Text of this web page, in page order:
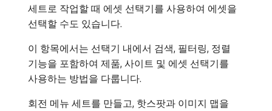
세트로 작업할 때 에셋 선택기를 사용하여 에셋을
선택할 수도 있습니다.
이 항목에서는 선택기 내에서 검색, 필터링, 정렬
기능을 포함하여 제품, 사이트 및 에셋 선택기를
사용하는 방법을 다룹니다.
회전 메뉴 세트를 만들고, 핫스팟과 이미지 맵을